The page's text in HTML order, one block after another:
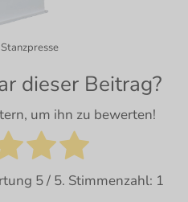
dieser Beitrag?
um ihn zu bewerten!
5/ 5. Stimmenzahl: 1